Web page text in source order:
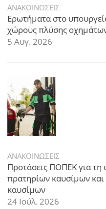
ΑΝΑΚΟΙΝΩΣΕΙΣ
Ερωτήματα στο
χώρους πλύσης
5 Αυγ. 2026
ΑΝΑΚΟΙΝΩΣΕΙΣ
Προτάσεις ΠΟΠΕΚ για
πρατηρίων καυσίμων και
καυσίμων
24 Ιούλ. 2026